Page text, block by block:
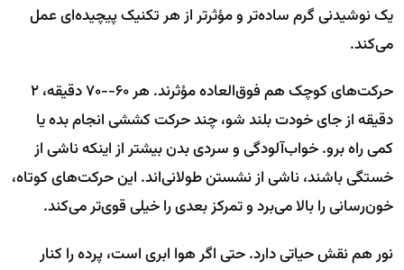
یک نوشیدنی گرم ساده‌تر و مؤثرتر از هر تکنیک پیچیده‌ای عمل
می‌کند.
حرکت‌های کوچک هم فوق‌العاده مؤثرند. هر ۶۰--۷۰ دقیقه، ۲
دقیقه از جای خودت بلند شو، چند حرکت کششی انجام بده یا
کمی راه برو. خواب‌آلودگی و سردی بدن بیشتر از اینکه ناشی از
خستگی باشند، ناشی از نشستن طولانی‌اند. این حرکت‌های کوتاه،
خون‌رسانی را بالا می‌برد و تمرکز بعدی را خیلی قوی‌تر می‌کند.
نور هم نقش حیاتی دارد. حتی اگر هوا ابری است، پرده را کنار